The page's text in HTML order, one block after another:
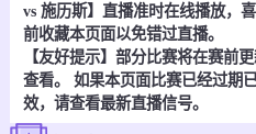
vs 施历斯】直播准时在线播放，
前收藏本页面以免错过直播。
【友好提示】部分比赛将在赛前
查看。 如果本页面比赛已经过期
效，请查看最新直播信号。